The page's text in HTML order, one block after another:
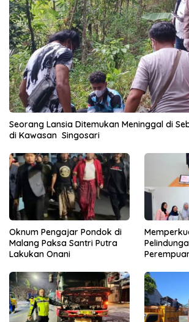
Seorang Lansia Ditemukan Meninggal di
di Kawasan Singosari
Oknum Pengajar Pondok di
Malang Paksa Santri Putra
Lakukan Onani
Gratis